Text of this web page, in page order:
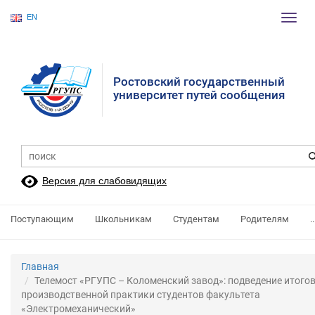
EN
Ростовский государственный
университет путей сообщения
Версия для слабовидящих
Поступающим Школьникам Студентам Родителям
Главная
Телемост «РГУПС – Коломенский завод»: подведение итогов
производственной практики студентов факультета
«Электромеханический»